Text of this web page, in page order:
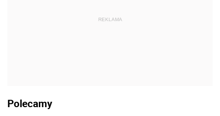
REKLAMA
Polecamy